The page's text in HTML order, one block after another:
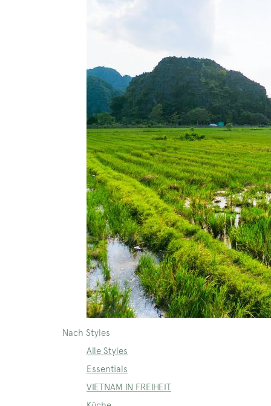
Nach Styles
Alle Styles
Essentials
VIETNAM IN FREIHEIT